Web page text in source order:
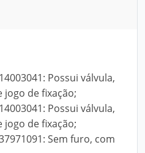
Possui válvula,
jogo de fixação;
Possui válvula,
jogo de fixação;
Sem furo, com